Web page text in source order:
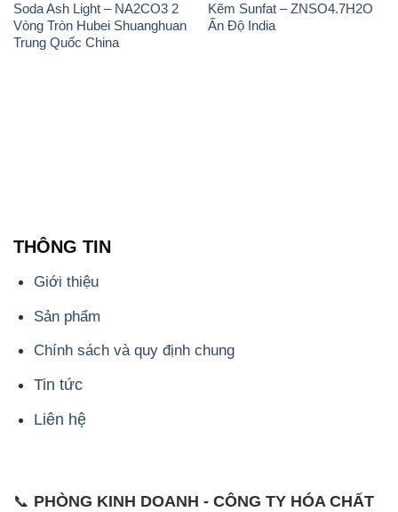
Soda Ash Light – NA2CO3 2
Vòng Tròn Hubei Shuanghuan
Trung Quốc China
Kẽm Sunfat – ZNSO4.7H2O
Ấn Độ India
THÔNG TIN
Giới thiệu
Sản phẩm
Chính sách và quy định chung
Tin tức
Liên hệ
📞 PHÒNG KINH DOANH - CÔNG TY HÓA CHẤT